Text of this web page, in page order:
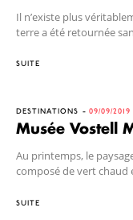
Il n’existe plus
terre a été retournée
SUITE
DESTINATIONS 09/09/2019
Musée Vostell
Au printemps, le
composé de vert chaud
SUITE